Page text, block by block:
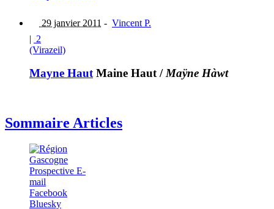
29 janvier 2011 - Vincent P.
| 2
(Virazeil)
Mayne HautMaine Haut/Maÿne Hàwt
Sommaire Articles